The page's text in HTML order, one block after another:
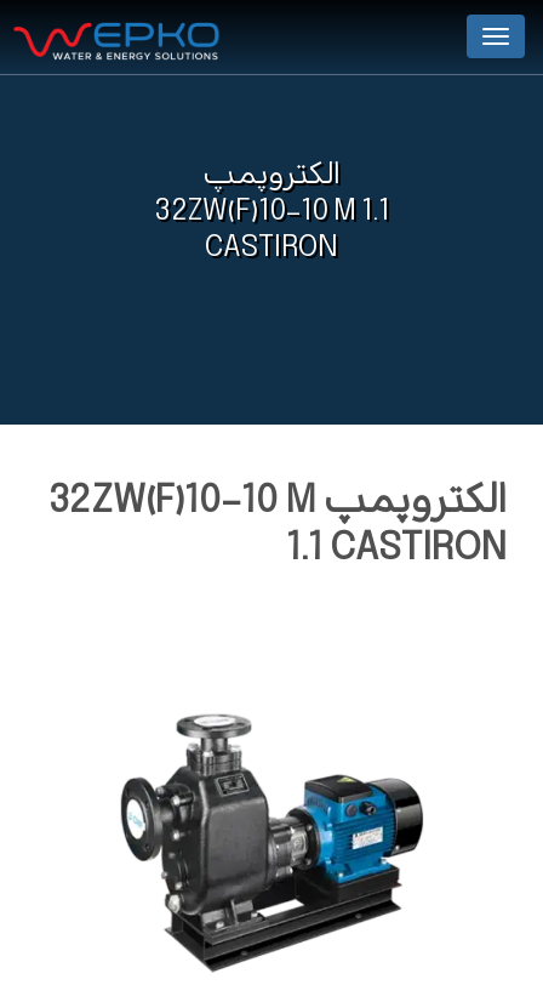
Menu
الکتروپمپ
32ZW(F)10-10 M 1.1
CASTIRON
الکتروپمپ 32ZW(F)10-10 M
1.1 CASTIRON